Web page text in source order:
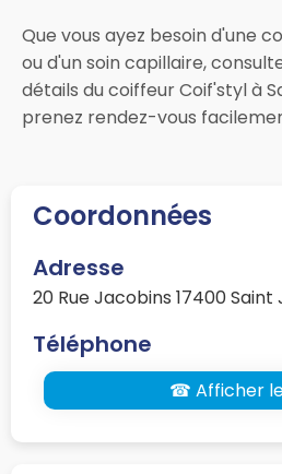
Que vous ayez besoin d'une
ou d'un soin capillaire,
détails du coiffeur Coif'styl à
prenez rendez-vous
Coordonnées
Adresse
20 Rue Jacobins 17400
Téléphone
☎ Afficher le